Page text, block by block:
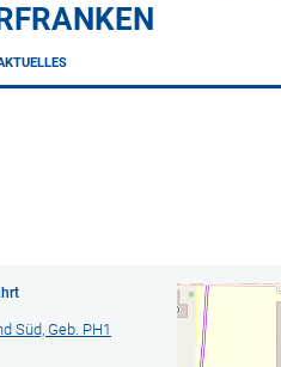
Süd, Geb. PH1